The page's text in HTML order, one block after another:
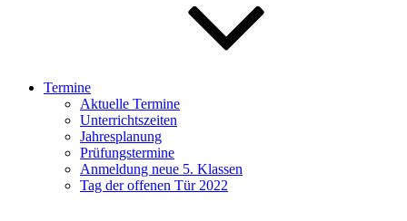
Termine
Aktuelle Termine
Unterrichtszeiten
Jahresplanung
Prüfungstermine
Anmeldung neue 5. Klassen
Tag der offenen Tür 2022